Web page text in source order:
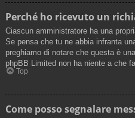
Perché ho ricevuto un
Ciascun amministratore ha una
Se pensa che tu ne abbia infranta
preghiamo di notare che questa è
phpBB Limited non ha niente a che
Top
Come posso segnalare